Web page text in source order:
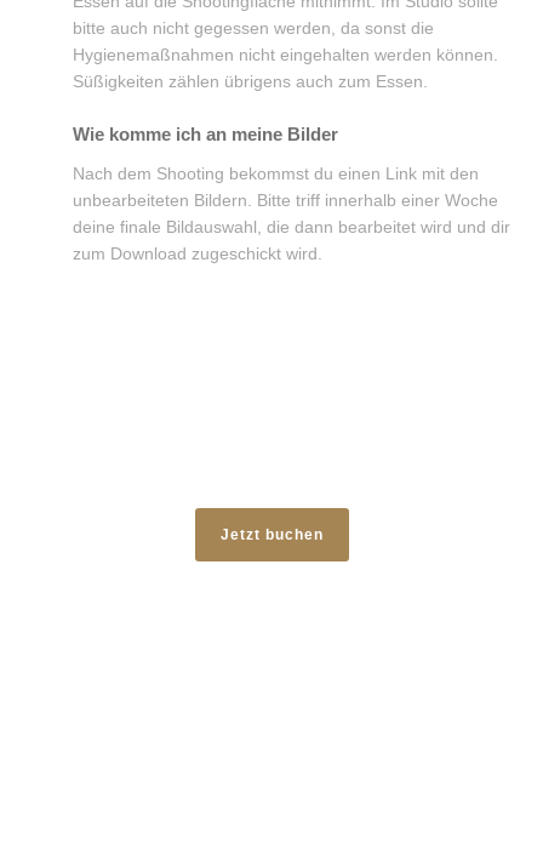
bitte auch nicht gegessen werden, da sonst die
Hygienemaßnahmen nicht eingehalten werden können.
Süßigkeiten zählen übrigens auch zum Essen.
Wie komme ich an meine Bilder
Nach dem Shooting bekommst du einen Link mit den
unbearbeiteten Bildern. Bitte triff innerhalb einer Woche
deine finale Bildauswahl, die dann bearbeitet wird und dir
zum Download zugeschickt wird.
Jetzt buchen